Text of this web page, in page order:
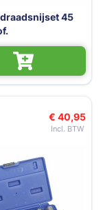
45
€ 40,95